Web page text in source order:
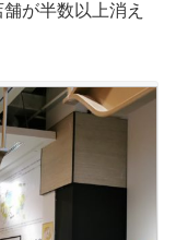
が半数以上消え